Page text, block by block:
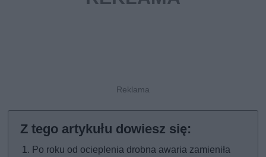
Po roku od ocieplenia drobna awaria zamieniła